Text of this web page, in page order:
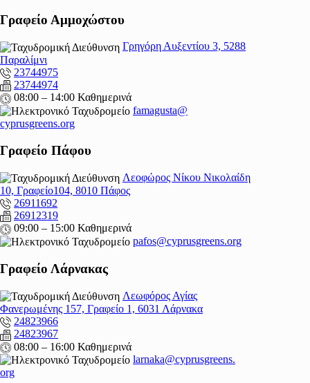
Γραφείο Αμμοχώστου
Γρηγόρη Αυξεντίου 3, 5288
Παραλίμνι
23744975
23744974
08:00 – 14:00 Καθημερινά
famagusta@
cyprusgreens.org
Γραφείο Πάφου
Λεοφώρος Νίκου Νικολαίδη
10, Γραφείο104, 8010 Πάφος
26911692
26912319
09:00 – 15:00 Καθημερινά
pafos@cyprusgreens.org
Γραφείο Λάρνακας
Λεωφόρος Αγίας
Φανερωμένης 157, Γραφείο 1, 6031 Λάρνακα
24823966
24823967
08:00 – 16:00 Καθημερινά
larnaka@cyprusgreens.
org